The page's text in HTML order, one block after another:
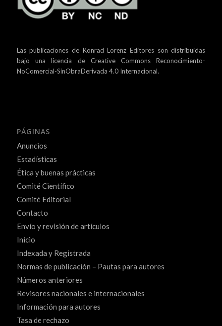
Las publicaciones de Konrad Lorenz Editores son distribuidas
bajo unalicencia de Creative Commons Reconocimiento-
NoComercial-SinObraDerivada 4.0 Internacional.
PÁGINAS
Anuncios
Estadísticas
Ética y buenas prácticas
Comité Científico
Comité Editorial
Contacto
Envío y revisión de artículos
Inicio
Indexada y Registrada
Normas de publicación – Pautas para autores
Números anteriores
Revisores nacionales e internacionales
Información para autores
Tasa de rechazo